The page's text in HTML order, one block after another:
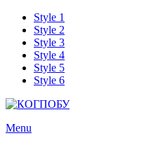
Style 1
Style 2
Style 3
Style 4
Style 5
Style 6
Menu